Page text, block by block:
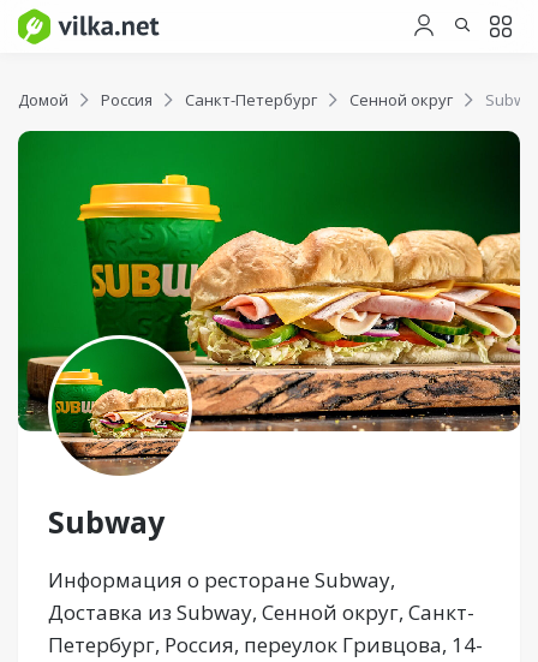
Домой Россия Санкт-Петербург Сенной округ
Subway
Информация о ресторане Subway,
Доставка из Subway, Сенной округ, Санкт-
Петербург, Россия, переулок Гривцова, 14-